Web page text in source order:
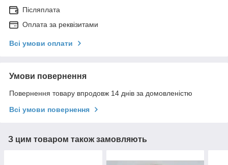
Післяплата
Оплата за реквізитами
Всі умови оплати
Умови повернення
Повернення товару впродовж 14 днів за домовленістю
Всі умови повернення
З цим товаром також замовляють